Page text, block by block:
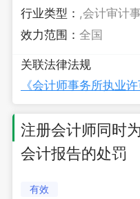
行业类型： ,会计审计
效力范围： 全国
关联法律法规
注册会计师同时
会计报告的处罚
有效